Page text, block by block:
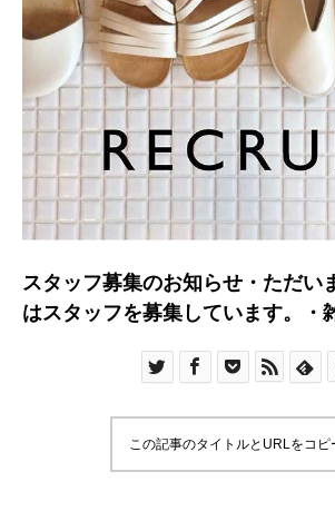
スタッフ募集のお知らせ︎・ただい
はスタッフを募集しています。・
ど…連絡をお待ちしています。・
店→decolle→リクルートページを
この記事のタイトルとURLをコピ